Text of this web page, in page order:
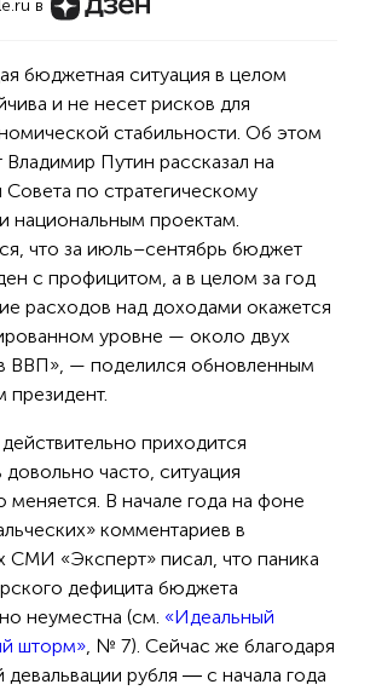
в
бюджетная ситуация в целом
и не несет рисков для
стабильности. Об этом
Владимир Путин рассказал на
Совета по стратегическому
национальным проектам.
что за июль–сентябрь бюджет
с профицитом, а в целом за год
расходов над доходами окажется
уровне — около двух
ВВП», — поделился обновленным
президент.
приходится
довольно часто, ситуация
меняется. В начале года на фоне
комментариев в
СМИ «Эксперт» писал, что паника
дефицита бюджета
неуместна (см. «Идеальный
шторм» , № 7). Сейчас же благодаря
девальвации рубля ― с начала года